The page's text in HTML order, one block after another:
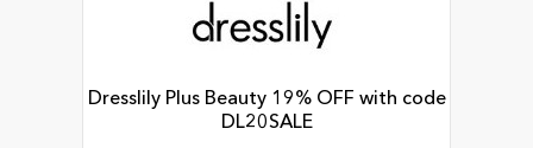
Dresslily Plus Beauty 19% OFF with code
DL20SALE